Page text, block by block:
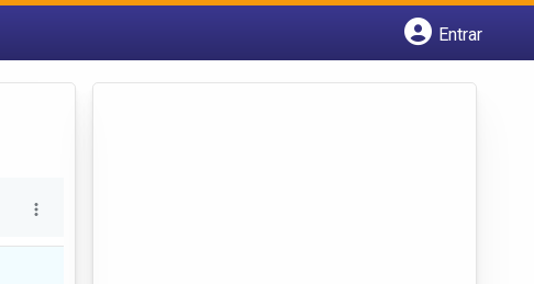
Entrar